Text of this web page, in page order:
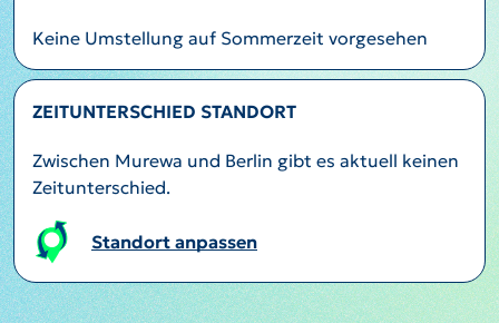
Keine Umstellung auf Sommerzeit vorgesehen
ZEITUNTERSCHIED STANDORT
Zwischen Murewa und Berlin gibt es aktuell keinen
Zeitunterschied.
Standort anpassen